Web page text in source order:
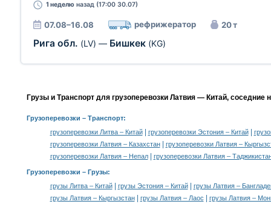
1 неделю назад (17:00 30.07)
07.08–16.08 рефрижератор 20 т
Рига обл. (LV) — Бишкек (KG)
Грузы и Транспорт для грузоперевозки Латвия — Китай, соседние
Грузоперевозки – Транспорт:
грузоперевозки Литва – Китай| грузоперевозки Эстония – Китай|
грузоперевозки Латвия – Казахстан|
грузоперевозки Латвия –
грузоперевозки Латвия – Непал| грузоперевозки Латвия –
Грузоперевозки – Грузы:
грузы Литва – Китай| грузы Эстония – Китай|
грузы Латвия –
грузы Латвия – Кыргызстан| грузы Латвия – Лаос грузы Латвия –